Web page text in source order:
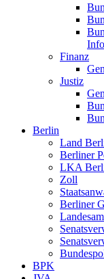
Finanz
Justiz
Berlin
Land
Berliner
LKA
Zoll
Berliner
BPK